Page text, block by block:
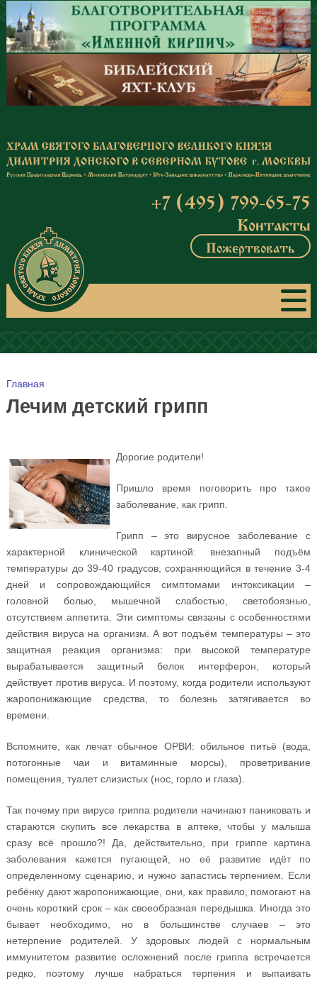
Перейти к основному содержанию
+7 (495) 799-65-75
Контакты
Пожертвовать
Вы здесь
Главная
Лечим детский грипп
Дорогие родители!
Пришло время поговорить про такое
заболевание, как грипп.
Грипп – это вирусное заболевание с
характерной клинической картиной: внезапный подъём
температуры до 39-40 градусов, сохраняющийся в течение 3-4
дней и сопровождающийся симптомами интоксикации –
головной болью, мышечной слабостью, светобоязнью,
отсутствием аппетита. Эти симптомы связаны с особенностями
действия вируса на организм. А вот подъём температуры – это
защитная реакция организма: при высокой температуре
вырабатывается защитный белок интерферон, который
действует против вируса. И поэтому, когда родители используют
жаропонижающие средства, то болезнь затягивается во
времени.
Вспомните, как лечат обычное ОРВИ: обильное питьё (вода,
потогонные чаи и витаминные морсы), проветривание
помещения, туалет слизистых (нос, горло и глаза).
Так почему при вирусе гриппа родители начинают паниковать и
стараются скупить все лекарства в аптеке, чтобы у малыша
сразу всё прошло?! Да, действительно, при гриппе картина
заболевания кажется пугающей, но её развитие идёт по
определенному сценарию, и нужно запастись терпением. Если
ребёнку дают жаропонижающие, они, как правило, помогают на
очень короткий срок – как своеобразная передышка. Иногда это
бывает необходимо, но в большинстве случаев – это
нетерпение родителей. У здоровых людей с нормальным
иммунитетом развитие осложнений после гриппа встречается
редко, поэтому лучше набраться терпения и выпаивать